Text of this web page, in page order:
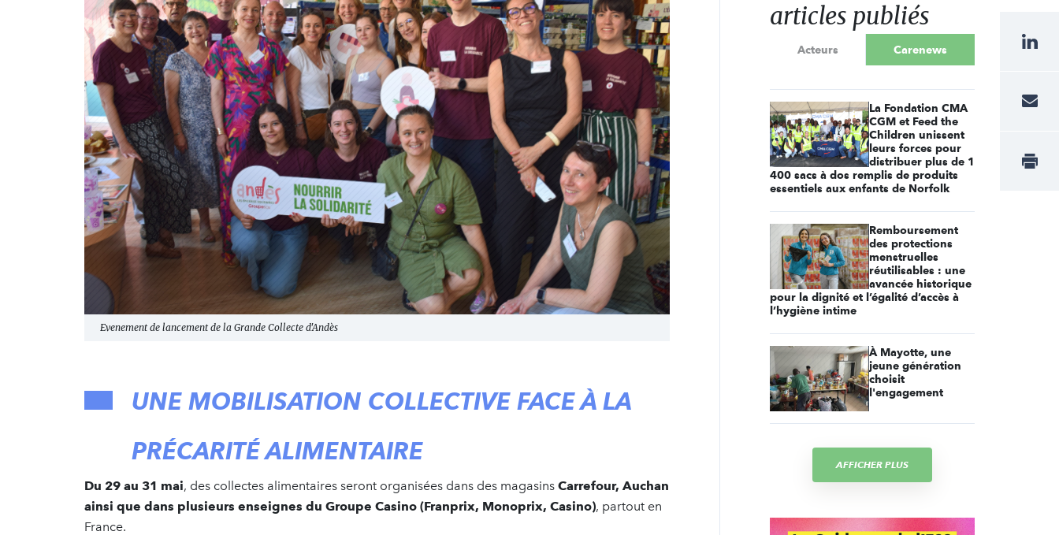
Evenement de lancement de la Grande Collecte d'Andès
UNE MOBILISATION COLLECTIVE FACE À LA
PRÉCARITÉ ALIMENTAIRE
Du 29 au 31 mai, des collectes alimentaires seront organisées dans des magasins Carrefour, Auchan
ainsi que dans plusieurs enseignes du Groupe Casino (Franprix, Monoprix, Casino), partout en
France.
articles publiés
Acteurs Carenews
La Fondation CMA
CGM et Feed the
Children unissent
leurs forces pour
distribuer plus de 1
400 sacs à dos remplis de produits
essentiels aux enfants de Norfolk
Remboursement
des protections
menstruelles
réutilisables : une
avancée historique
pour la dignité et l’égalité d’accès à
l’hygiène intime
À Mayotte, une
jeune génération
choisit
l'engagement
AFFICHER PLUS